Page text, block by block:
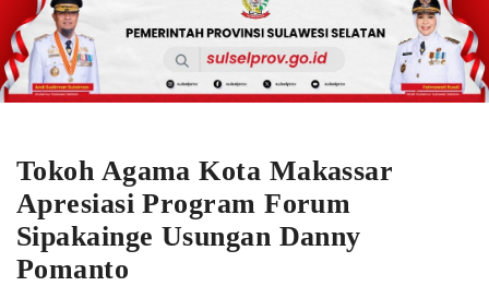
Tokoh Agama Kota Makassar
Apresiasi Program Forum
Sipakainge Usungan Danny
Pomanto